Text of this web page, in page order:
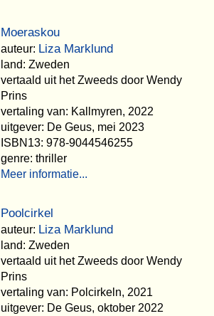
Moeraskou
auteur: Liza Marklund
land: Zweden
vertaald uit het Zweeds door Wendy
Prins
vertaling van: Kallmyren, 2022
uitgever: De Geus, mei 2023
ISBN13: 978-9044546255
genre: thriller
Meer informatie...
Poolcirkel
auteur: Liza Marklund
land: Zweden
vertaald uit het Zweeds door Wendy
Prins
vertaling van: Polcirkeln, 2021
uitgever: De Geus, oktober 2022